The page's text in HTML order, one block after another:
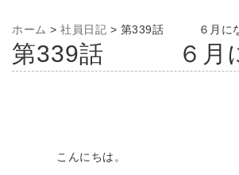
ホーム > 社員日記 > 第339話 ６月
第339話 ６
こんにちは。